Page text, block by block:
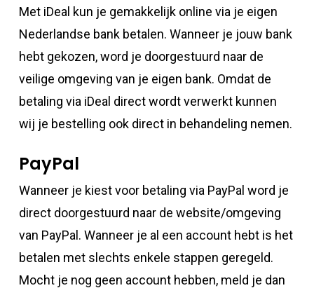
Met iDeal kun je gemakkelijk online via je eigen
Nederlandse bank betalen. Wanneer je jouw bank
hebt gekozen, word je doorgestuurd naar de
veilige omgeving van je eigen bank. Omdat de
betaling via iDeal direct wordt verwerkt kunnen
wij je bestelling ook direct in behandeling nemen.
PayPal
Wanneer je kiest voor betaling via PayPal word je
direct doorgestuurd naar de website/omgeving
van PayPal. Wanneer je al een account hebt is het
betalen met slechts enkele stappen geregeld.
Mocht je nog geen account hebben, meld je dan